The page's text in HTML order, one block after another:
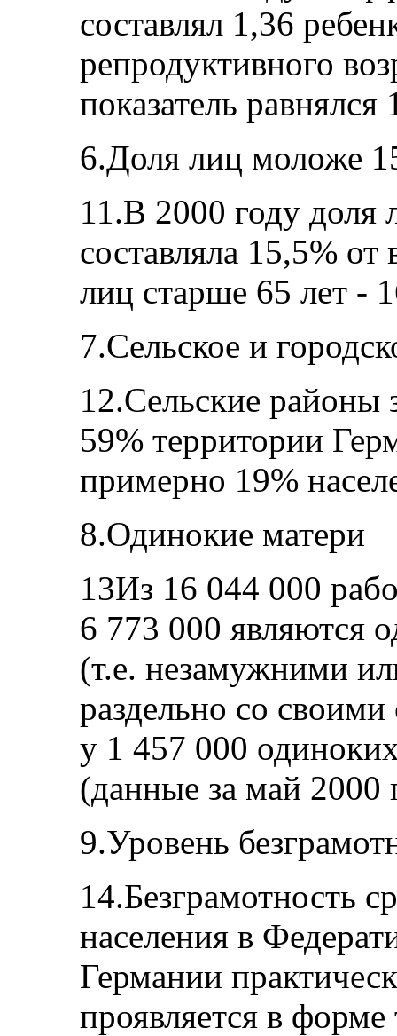
составлял 1,36
репродуктивного
показатель равнялся
6.Доля лиц моложе
11.В 2000 году доля
составляла 15,5% от
лиц старше 65 лет -
7.Сельское и
12.Сельские районы
59% территории
примерно 19%
8.Одинокие матери
13Из 16 044 000
6 773 000 являются
(т.е. незамужними
раздельно со
у 1 457 000
(данные за май 2000
9.Уровень
14.Безграмотность
населения в
Германии
проявляется в